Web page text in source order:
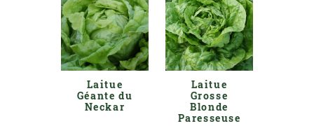
Laitue
Géante du
Neckar
Laitue
Grosse
Blonde
Paresseuse